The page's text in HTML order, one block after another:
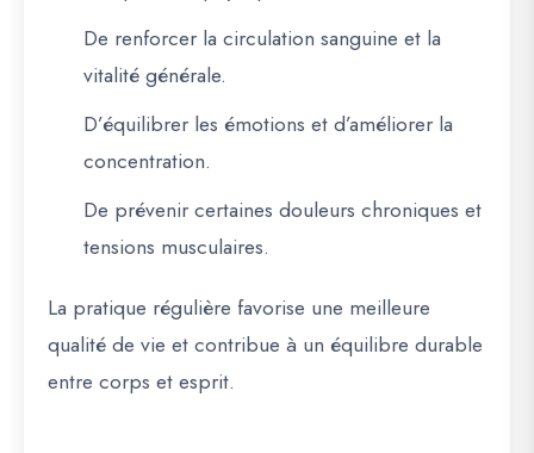
De renforcer la circulation sanguine et la
vitalité générale.
D’équilibrer les émotions et d’améliorer la
concentration.
De prévenir certaines douleurs chroniques et
tensions musculaires.
La pratique régulière favorise une meilleure
qualité de vie et contribue à un équilibre durable
entre corps et esprit.